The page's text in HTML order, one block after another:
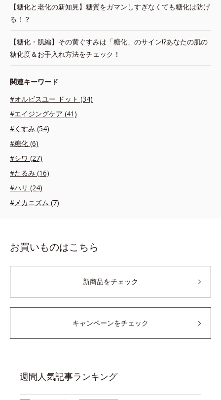
【糖化と老化の新知見】糖質をガマンしすぎなくても糖化は防げ
る！？
【糖化・肌編】その黄ぐすみは「糖化」のサイン!?あなたの肌の
糖化度＆お手入れ方法をチェック！
関連キーワード
#オルビスユー ドット (34)
#エイジングケア (41)
#くすみ (54)
#糖化 (6)
#シワ (27)
#たるみ (16)
#ハリ (24)
#メカニズム (7)
お買いものはこちら
新商品をチェック
キャンペーンをチェック
週間人気記事ランキング